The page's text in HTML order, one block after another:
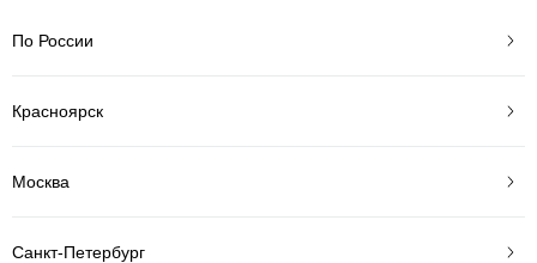
По России
Красноярск
Москва
Санкт-Петербург